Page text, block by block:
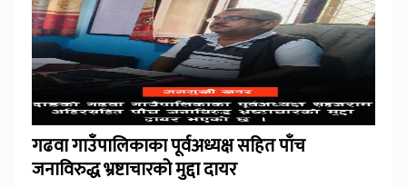
गढवा गाउँपालिकाका पूर्वअध्यक्ष सहित पाँच
जनाविरुद्ध भ्रष्टाचारको मुद्दा दायर